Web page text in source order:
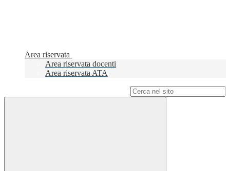
Area riservata
Area riservata docenti
Area riservata ATA